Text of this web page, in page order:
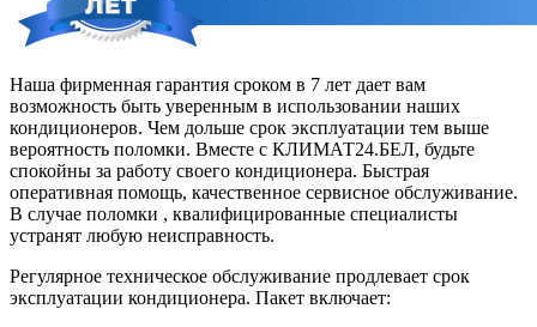
Наша фирменная гарантия сроком в 7 лет дает вам
возможность быть уверенным в использовании наших
кондиционеров. Чем дольше срок эксплуатации тем выше
вероятность поломки. Вместе с КЛИМАТ24.БЕЛ, будьте
спокойны за работу своего кондиционера. Быстрая
оперативная помощь, качественное сервисное обслуживание.
В случае поломки , квалифицированные специалисты
устранят любую неисправность.
Регулярное техническое обслуживание продлевает срок
эксплуатации кондиционера. Пакет включает: